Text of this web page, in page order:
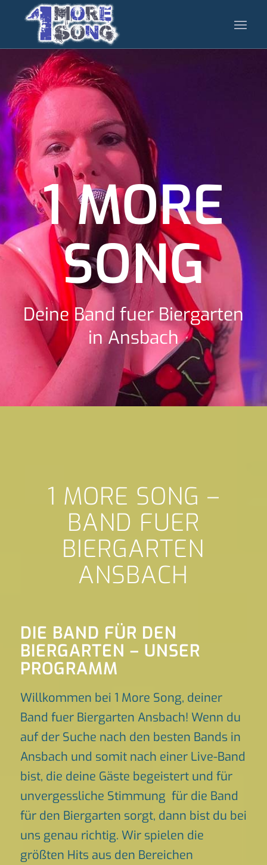
1 MORE
SONG
Deine Band fuer Biergarten
in Ansbach
1 MORE SONG –
BAND FUER
BIERGARTEN
ANSBACH
DIE BAND FÜR DEN
BIERGARTEN – UNSER
PROGRAMM
Willkommen bei 1 More Song, deiner
Band fuer Biergarten Ansbach! Wenn du
auf der Suche nach den besten Bands in
Ansbach und somit nach einer Live-Band
bist, die deine Gäste begeistert und für
unvergessliche Stimmung für die Band
für den Biergarten sorgt, dann bist du bei
uns genau richtig. Wir spielen die
größten Hits aus den Bereichen